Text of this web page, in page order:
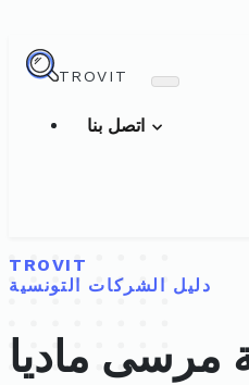
TROVIT
TROVIT
دليل الشركات التونسية
مرسى ماديا